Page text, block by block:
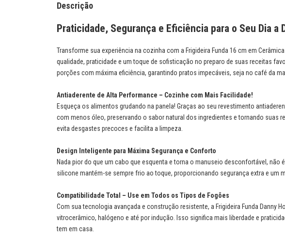
Descrição
Praticidade, Segurança e Eficiência para o Seu Dia a
Transforme sua experiência na cozinha com a Frigideira Funda 16 cm em
qualidade, praticidade e um toque de sofisticação no preparo de suas receitas
porções com máxima eficiência, garantindo pratos impecáveis, seja no café da
Antiaderente de Alta Performance – Cozinhe com Mais Facilidade!
Esqueça os alimentos grudando na panela! Graças ao seu revestimento
com menos óleo, preservando o sabor natural dos ingredientes e tornando suas
evita desgastes precoces e facilita a limpeza.
Design Inteligente para Máxima Segurança e Conforto
Nada pior do que um cabo que esquenta e torna o manuseio desconfortável,
silicone mantém-se sempre frio ao toque, proporcionando segurança extra e um
Compatibilidade Total – Use em Todos os Tipos de Fogões
Com sua tecnologia avançada e construção resistente, a Frigideira Funda Danny
vitrocerâmico, halógeno e até por indução. Isso significa mais liberdade e
tem em casa.